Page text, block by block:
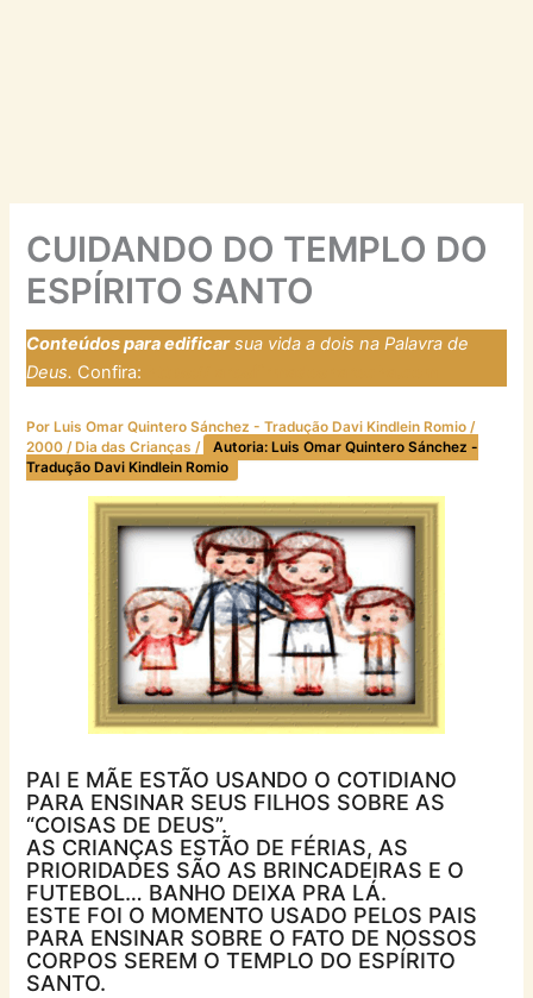
CUIDANDO DO TEMPLO DO
ESPÍRITO SANTO
Conteúdos para edificarsua vida a dois na Palavra de
Deus. Confira:
Por Luis Omar Quintero Sánchez - Tradução Davi Kindlein Romio/
2000/ Dia das Crianças /
Autoria: Luis Omar Quintero Sánchez -
Tradução Davi Kindlein Romio
PAI E MÃE ESTÃO USANDO O COTIDIANO
PARA ENSINAR SEUS FILHOS SOBRE AS
“COISAS DE DEUS”.
AS CRIANÇAS ESTÃO DE FÉRIAS, AS
PRIORIDADES SÃO AS BRINCADEIRAS E O
FUTEBOL… BANHO DEIXA PRA LÁ.
ESTE FOI O MOMENTO USADO PELOS PAIS
PARA ENSINAR SOBRE O FATO DE NOSSOS
CORPOS SEREM O TEMPLO DO ESPÍRITO
SANTO.